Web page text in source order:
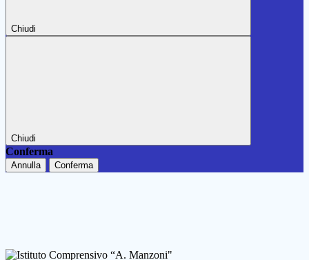
Chiudi
Chiudi
Conferma
Annulla Conferma